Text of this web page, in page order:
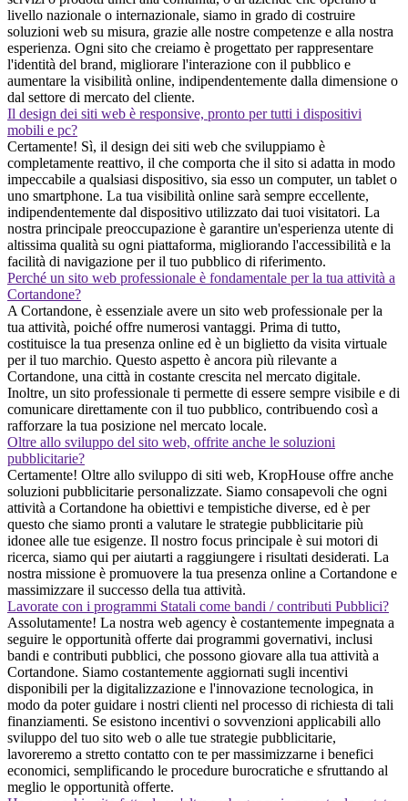
livello nazionale o internazionale, siamo in grado di costruire
soluzioni web su misura, grazie alle nostre competenze e alla nostra
esperienza. Ogni sito che creiamo è progettato per rappresentare
l'identità del brand, migliorare l'interazione con il pubblico e
aumentare la visibilità online, indipendentemente dalla dimensione o
dal settore di mercato del cliente.
Il design dei siti web è responsive, pronto per tutti i dispositivi
mobili e pc?
Certamente! Sì, il design dei siti web che sviluppiamo è
completamente reattivo, il che comporta che il sito si adatta in modo
impeccabile a qualsiasi dispositivo, sia esso un computer, un tablet o
uno smartphone. La tua visibilità online sarà sempre eccellente,
indipendentemente dal dispositivo utilizzato dai tuoi visitatori. La
nostra principale preoccupazione è garantire un'esperienza utente di
altissima qualità su ogni piattaforma, migliorando l'accessibilità e la
facilità di navigazione per il tuo pubblico di riferimento.
Perché un sito web professionale è fondamentale per la tua attività a
Cortandone?
A Cortandone, è essenziale avere un sito web professionale per la
tua attività, poiché offre numerosi vantaggi. Prima di tutto,
costituisce la tua presenza online ed è un biglietto da visita virtuale
per il tuo marchio. Questo aspetto è ancora più rilevante a
Cortandone, una città in costante crescita nel mercato digitale.
Inoltre, un sito professionale ti permette di essere sempre visibile e di
comunicare direttamente con il tuo pubblico, contribuendo così a
rafforzare la tua posizione nel mercato locale.
Oltre allo sviluppo del sito web, offrite anche le soluzioni
pubblicitarie?
Certamente! Oltre allo sviluppo di siti web, KropHouse offre anche
soluzioni pubblicitarie personalizzate. Siamo consapevoli che ogni
attività a Cortandone ha obiettivi e tempistiche diverse, ed è per
questo che siamo pronti a valutare le strategie pubblicitarie più
idonee alle tue esigenze. Il nostro focus principale è sui motori di
ricerca, siamo qui per aiutarti a raggiungere i risultati desiderati. La
nostra missione è promuovere la tua presenza online a Cortandone e
massimizzare il successo della tua attività.
Lavorate con i programmi Statali come bandi / contributi Pubblici?
Assolutamente! La nostra web agency è costantemente impegnata a
seguire le opportunità offerte dai programmi governativi, inclusi
bandi e contributi pubblici, che possono giovare alla tua attività a
Cortandone. Siamo costantemente aggiornati sugli incentivi
disponibili per la digitalizzazione e l'innovazione tecnologica, in
modo da poter guidare i nostri clienti nel processo di richiesta di tali
finanziamenti. Se esistono incentivi o sovvenzioni applicabili allo
sviluppo del tuo sito web o alle tue strategie pubblicitarie,
lavoreremo a stretto contatto con te per massimizzarne i benefici
economici, semplificando le procedure burocratiche e sfruttando al
meglio le opportunità offerte.